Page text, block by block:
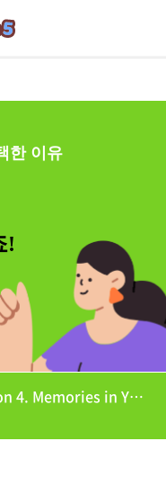
한 이유
!
4. Memories in You